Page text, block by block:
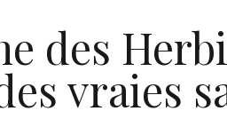
des
vraies